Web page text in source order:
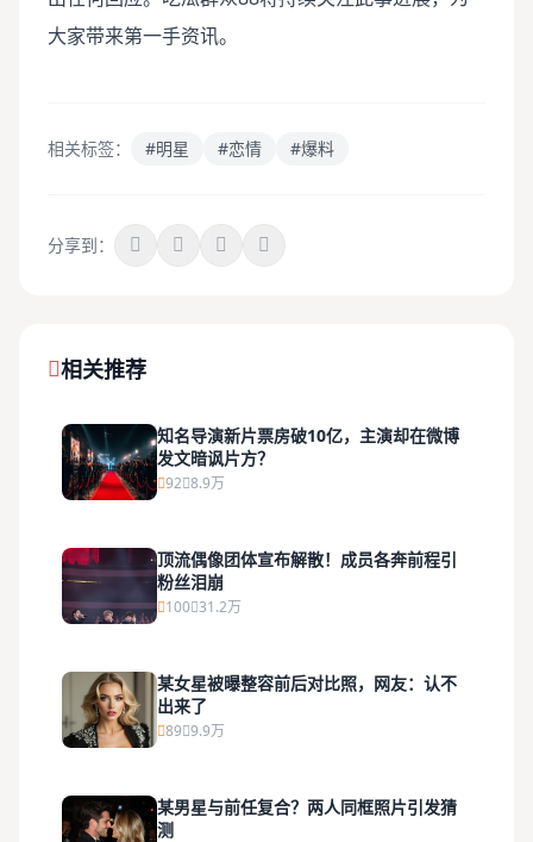
大家带来第一手资讯。
相关标签： #明星 #恋情 #爆料
分享到：
相关推荐
知名导演新片票房破10亿，主演却在微博
发文暗讽片方？
92 8.9万
顶流偶像团体宣布解散！成员各奔前程引
粉丝泪崩
100 31.2万
某女星被曝整容前后对比照，网友：认不
出来了
89 9.9万
某男星与前任复合？两人同框照片引发猜
测